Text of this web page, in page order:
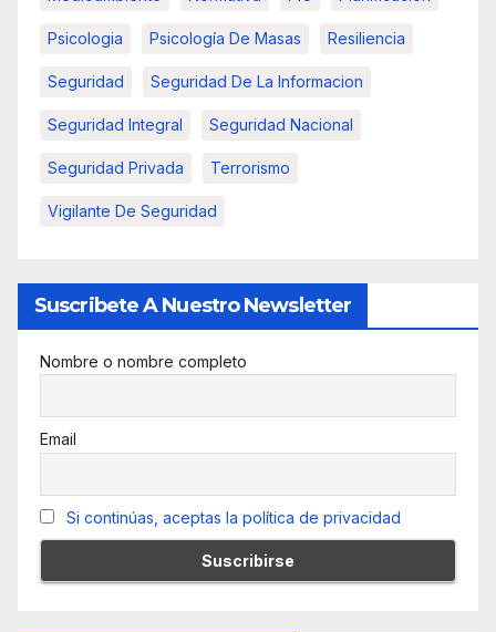
Psicologia Psicología De Masas Resiliencia
Seguridad Seguridad De La Informacion
Seguridad Integral Seguridad Nacional
Seguridad Privada Terrorismo
Vigilante De Seguridad
Suscribete A Nuestro Newsletter
Nombre o nombre completo
Email
Si continúas, aceptas la política de privacidad